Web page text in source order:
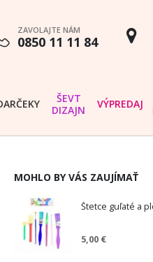
ZAVOLAJTE NÁM
0850 11 11 84
ŠEVT
DIZAJN
VÝPREDAJ
MOHLO BY VÁS ZAUJÍMAŤ
Štetce guľaté a
5,00 €